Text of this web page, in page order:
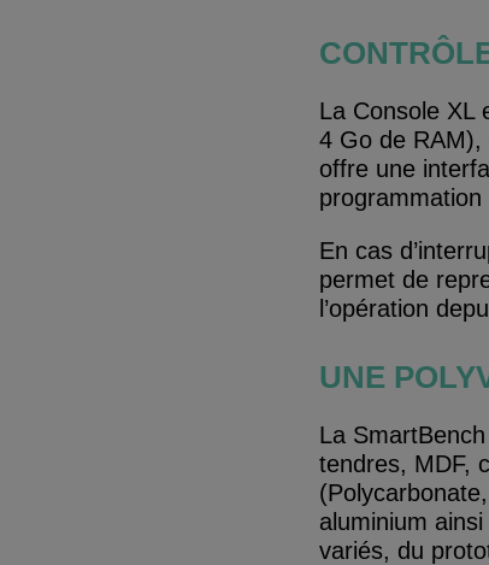
La Console XL
4 Go de RAM),
offre une
programmation
En cas
permet de
l’opération
UNE
La
tendres, MDF,
aluminium
variés, du